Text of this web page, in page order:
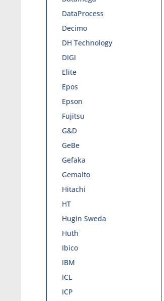
DataProcess
Decimo
DH Technology
DIGI
Elite
Epos
Epson
Fujitsu
G&D
GeBe
Gefaka
Gemalto
Hitachi
HT
Hugin Sweda
Huth
Ibico
IBM
ICL
ICP